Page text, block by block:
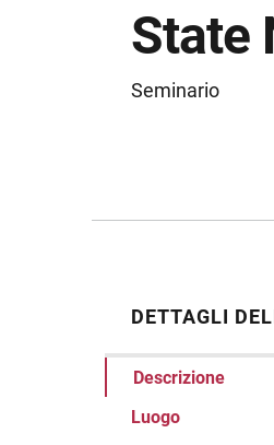
State
Seminario
DETTAGLI
Descrizione
Luogo